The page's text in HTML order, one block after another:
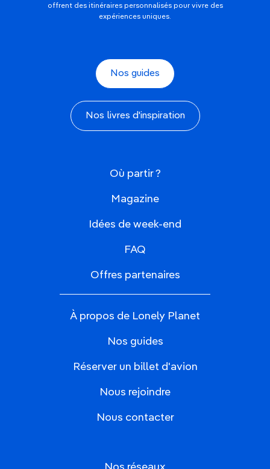
offrent des itinéraires personnalisés pour vivre des
expériences uniques.
Nos guides
Nos livres d'inspiration
Où partir ?
Magazine
Idées de week-end
FAQ
Offres partenaires
À propos de Lonely Planet
Nos guides
Réserver un billet d'avion
Nous rejoindre
Nous contacter